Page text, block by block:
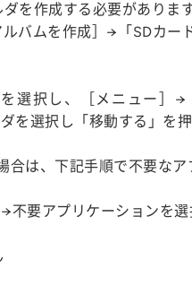
を作成する必要があります
バムを作成］→「SDカ
選択し、［メニュー］
選択し「移動する」を
は、下記手順で不要なア
要アプリケーションを選